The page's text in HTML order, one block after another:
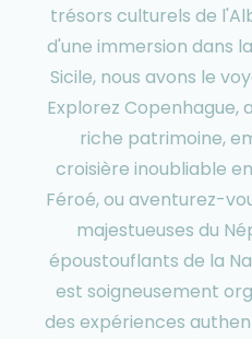
trésors culturels de
d'une immersion dans
Sicile, nous avons le
Explorez Copenhague,
riche patrimoine,
croisière inoubliable
Féroé, ou aventurez-
majestueuses du
époustouflants de la
est soigneusement
des expériences